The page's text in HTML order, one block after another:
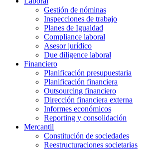
Gestión de nóminas
Inspecciones de trabajo
Planes de Igualdad
Compliance laboral
Asesor jurídico
Due diligence laboral
Financiero
Planificación presupuestaria
Planificación financiera
Outsourcing financiero
Dirección financiera externa
Informes económicos
Reporting y consolidación
Mercantil
Constitución de sociedades
Reestructuraciones societarias